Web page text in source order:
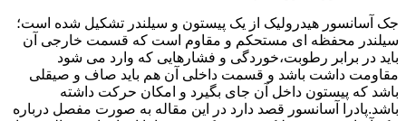
جک آسانسور هیدرولیک از یک پیستون و سیلندر تشکیل شده است؛
سیلندر محفظه ای مستحکم و مقاوم است که قسمت خارجی آن
باید در برابر رطوبت،خوردگی و فشارهایی که وارد می شود
مقاومت داشت باشد و قسمت داخلی آن هم باید صاف و صیقلی
باشد که پیستون داخل آن جای بگیرد و امکان حرکت داشته
باشد.پادرا آسانسور قصد دارد در این مقاله به صورت مفصل درباره